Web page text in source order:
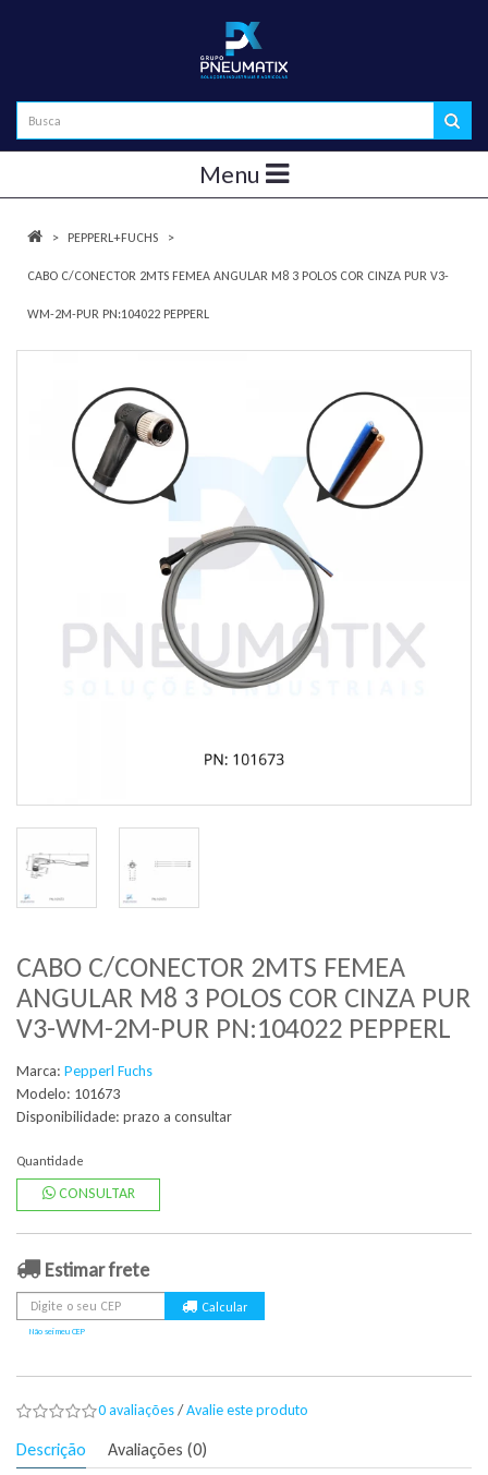
Menu
PEPPERL+FUCHS
CABO C/CONECTOR 2MTS FEMEA ANGULAR M8 3 POLOS COR CINZA PUR V3-
WM-2M-PUR PN:104022 PEPPERL
CABO C/CONECTOR 2MTS FEMEA
ANGULAR M8 3 POLOS COR CINZA PUR
V3-WM-2M-PUR PN:104022 PEPPERL
Marca: Pepperl Fuchs
Modelo: 101673
Disponibilidade: prazo a consultar
Quantidade
CONSULTAR
Estimar frete
Não sei meu CEP
0 avaliações/Avalie este produto
Descrição Avaliações (0)